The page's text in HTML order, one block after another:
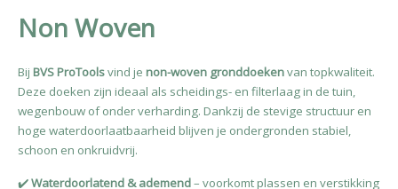
Non Woven
Bij BVS ProToolsvind je non-woven gronddoekenvan topkwaliteit.
Deze doeken zijn ideaal als scheidings- en filterlaag in de tuin,
wegenbouw of onder verharding. Dankzij de stevige structuur en
hoge waterdoorlaatbaarheid blijven je ondergronden stabiel,
schoon en onkruidvrij.
✔️Waterdoorlatend & ademend– voorkomt plassen en verstikking